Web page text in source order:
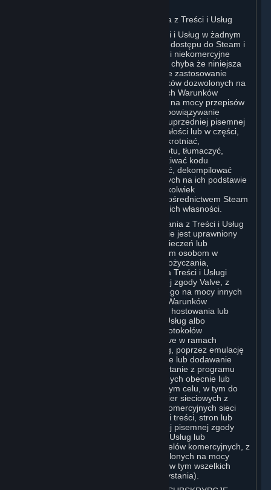
G. Ograniczenia Dotyczące Korzystania z Treści i Usług
Użytkownik nie może korzystać z Treści i Usług w żadnym
celu innym niż uzyskanie dozwolonego dostępu do Steam i
Subskrypcji Użytkownika oraz osobiste i niekomercyjne
korzystanie z Subskrypcji Użytkownika, chyba że niniejsza
Umowa lub Warunki Subskrypcji mające zastosowanie
stanowią inaczej. Z wyjątkiem przypadków dozwolonych na
mocy niniejszej Umowy (w tym wszelkich Warunków
Subskrypcji lub Zasad Korzystania) lub na mocy przepisów
obowiązującego prawa uchylających obowiązywanie
niniejszych ograniczeń, bez uzyskania uprzedniej pisemnej
zgody Valve Użytkownik nie może, w całości lub w części,
kopiować, wykonywać fotokopii, zwielokrotniać,
rozpowszechniać, wprowadzać do obrotu, tłumaczyć,
dokonywać inżynierii wstecznej, pozyskiwać kodu
źródłowego, modyfikować, demontować, dekompilować
Treści i Usług, tworzyć utworów zależnych na ich podstawie
ani usuwać z Treści i Usług lub jakiegokolwiek
oprogramowania udostępnianego za pośrednictwem Steam
informacji bądź oznaczeń dotyczących ich własności.
Użytkownik jest uprawniony do korzystania z Treści i Usług
na własny użytek osobisty, natomiast nie jest uprawniony
do: (i) sprzedaży, ustanawiania zabezpieczeń lub
przekazywania kopii Treści i Usług innym osobom w
jakikolwiek sposób, jak również do wypożyczania,
wynajmowania lub udzielania licencji na Treści i Usługi
innym osobom bez uprzedniej pisemnej zgody Valve, z
wyjątkiem zakresu wyraźnie dozwolonego na mocy innych
postanowień niniejszej Umowy (w tym Warunków
Subskrypcji lub Zasad Korzystania); (ii) hostowania lub
świadczenia usług dobierania Treści i Usług albo
emulowania bądź przekierowywania protokołów
komunikacyjnych używanych przez Valve w ramach
dowolnej funkcji sieciowej Treści i Usług, poprzez emulację
protokołów, tunelowanie, modyfikowanie lub dodawanie
komponentów do Treści i Usług, korzystanie z programu
narzędziowego lub innych technik znanych obecnie lub
opracowanych w przyszłości, w dowolnym celu, w tym do
internetowych rozgrywek sieciowych, gier sieciowych z
wykorzystaniem komercyjnych lub niekomercyjnych sieci
gier lub w ramach części sieci agregacji treści, stron lub
serwisów internetowych, bez uprzedniej pisemnej zgody
Valve; lub (iii) wykorzystywania Treści i Usług lub
jakiejkolwiek ich części do dowolnych celów komercyjnych, z
wyjątkiem przypadków wyraźnie dozwolonych na mocy
innych postanowień niniejszej Umowy (w tym wszelkich
Warunków Subskrypcji lub Zasad Korzystania).